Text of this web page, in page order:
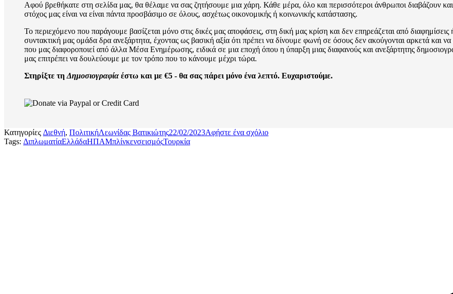
Αφού βρεθήκατε στη σελίδα μας, θα θέλαμε να σας ζητήσουμε μια χάρη. Κάθε μέρα, όλο και περισσότεροι άνθρωποι διαβάζουν
στόχος μας είναι να είναι πάντα προσβάσιμο σε όλους, ασχέτως οικονομικής ή κοινωνικής κατάστασης.
Το περιεχόμενο που παράγουμε βασίζεται μόνο στις δικές μας αποφάσεις, στη δική μας κρίση και δεν επηρεάζεται από
συντακτική μας ομάδα δρα ανεξάρτητα, έχοντας ως βασική αξία ότι πρέπει να δίνουμε φωνή σε όσους δεν ακούγονται αρκετά και να
που μας διαφοροποιεί από άλλα Μέσα Ενημέρωσης, ειδικά σε μια εποχή όπου η ύπαρξη μιας διαφανούς και ανεξάρτητης
μας επιτρέπει να δουλεύουμε με τον τρόπο που το κάνουμε μέχρι τώρα.
Στηρίξτε τη Δημοσιογραφία έστω και με €5 - θα σας πάρει μόνο ένα λεπτό. Ευχαριστούμε.
Κατηγορίες Διεθνή, ΠολιτικήΛεωνίδας Βατικιώτης22/02/2023Αφήστε ένα σχόλιο
Tags: ΔιπλωματίαΕλλάδαΗΠΑΜπλίνκενσεισμόςΤουρκία